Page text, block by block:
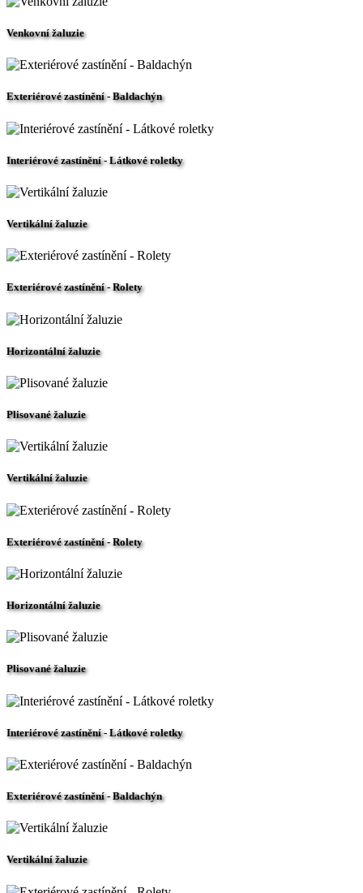
Venkovní žaluzie
Exteriérové zastínění - Baldachýn
Interiérové zastínění - Látkové roletky
Vertikální žaluzie
Exteriérové zastínění - Rolety
Horizontální žaluzie
Plisované žaluzie
Vertikální žaluzie
Exteriérové zastínění - Rolety
Horizontální žaluzie
Plisované žaluzie
Interiérové zastínění - Látkové roletky
Exteriérové zastínění - Baldachýn
Vertikální žaluzie